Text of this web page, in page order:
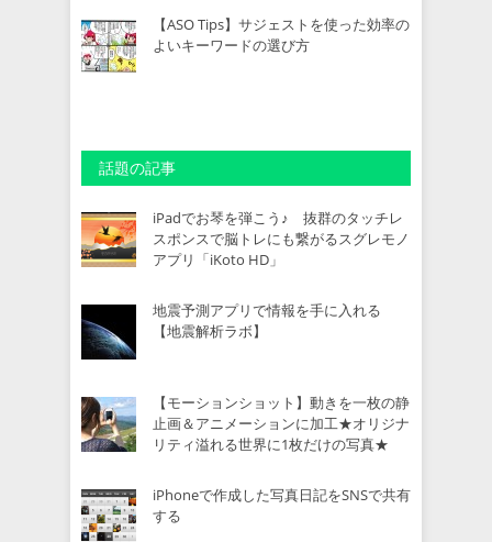
【ASO Tips】サジェストを使った効率の
よいキーワードの選び方
話題の記事
iPadでお琴を弾こう♪ 抜群のタッチレ
スポンスで脳トレにも繋がるスグレモノ
アプリ「iKoto HD」
地震予測アプリで情報を手に入れる
【地震解析ラボ】
【モーションショット】動きを一枚の静
止画＆アニメーションに加工★オリジナ
リティ溢れる世界に1枚だけの写真★
iPhoneで作成した写真日記をSNSで共有
する